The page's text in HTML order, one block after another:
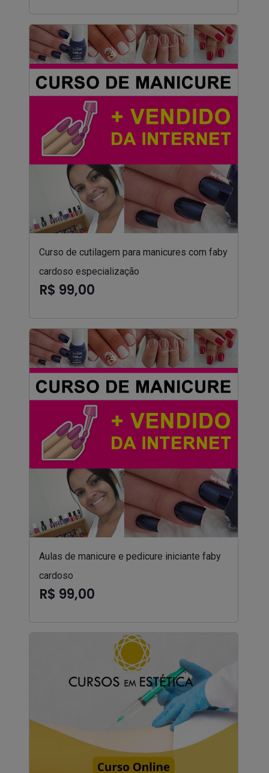
Curso de cutilagem para manicures com faby
cardoso especialização
R$ 99,00
Aulas de manicure e pedicure iniciante faby
cardoso
R$ 99,00